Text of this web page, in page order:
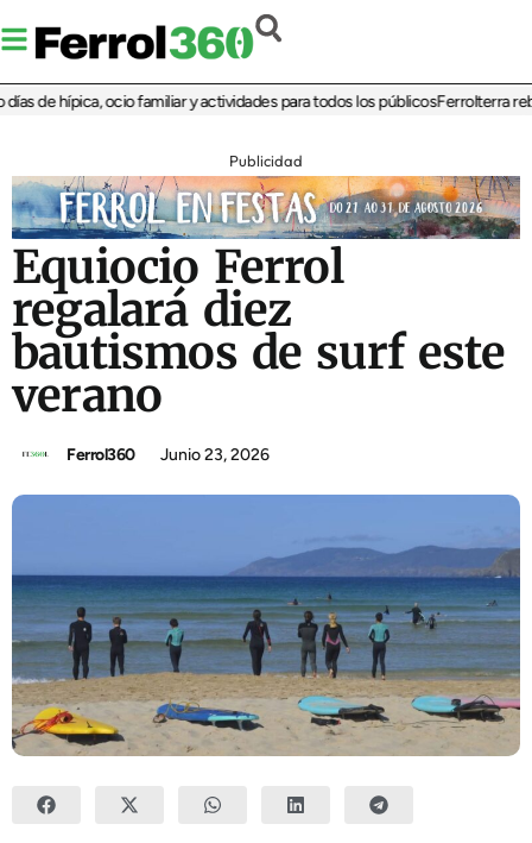
de hípica, ocio familiar y actividades para todos los públicosFerrolterra
Publicidad
Equiocio Ferrol
regalará diez
bautismos de surf este
verano
Ferrol360 Junio 23, 2026